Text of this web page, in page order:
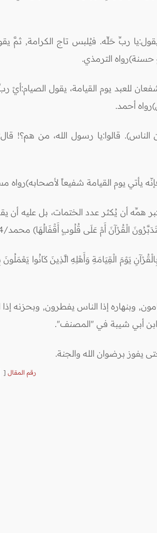
ربِّ حَلِّه. فيُلبس تاج الكرامة, ثمَّ
الترمذي.
للعبد يوم القيامة، يقول الصيام:أيْ
أحمد.
قالوا:يا رسول الله، من هم؟!
يأتي يوم القيامة شفيعاً لأصحابه)رواه
همِّه أن يُكثر عدد الختمات، بل عليه أن
الْقُرْآنَ أَمْ عَلَى قُلُوبٍ أَقْفَالُهَا) محمد/24.
يَوْمَ الْقِيَامَةِ وَأَهْلِهِ الَّذِينَ كَانُوا
وبنهاره إذا الناس يفطرون, وبحزنه إذا
أبي شيبة في "المصنف".
يفوز برضوان الله والجنة.
رقم المقال [